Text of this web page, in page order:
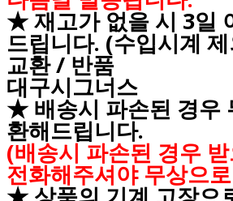
★ 재고가 없을 시 3일
드립니다. (수입시계
교환 / 반품
대구시그너스
★ 배송시 파손된 경우
환해드립니다.
(배송시 파손된 경우
전화해주셔야 무상으